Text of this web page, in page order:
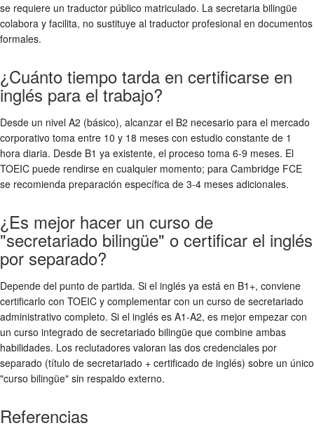
se requiere un traductor público matriculado. La secretaria bilingüe
colabora y facilita, no sustituye al traductor profesional en documentos
formales.
¿Cuánto tiempo tarda en certificarse en
inglés para el trabajo?
Desde un nivel A2 (básico), alcanzar el B2 necesario para el mercado
corporativo toma entre 10 y 18 meses con estudio constante de 1
hora diaria. Desde B1 ya existente, el proceso toma 6-9 meses. El
TOEIC puede rendirse en cualquier momento; para Cambridge FCE
se recomienda preparación específica de 3-4 meses adicionales.
¿Es mejor hacer un curso de
"secretariado bilingüe" o certificar el inglés
por separado?
Depende del punto de partida. Si el inglés ya está en B1+, conviene
certificarlo con TOEIC y complementar con un curso de secretariado
administrativo completo. Si el inglés es A1-A2, es mejor empezar con
un curso integrado de secretariado bilingüe que combine ambas
habilidades. Los reclutadores valoran las dos credenciales por
separado (título de secretariado + certificado de inglés) sobre un único
"curso bilingüe" sin respaldo externo.
Referencias